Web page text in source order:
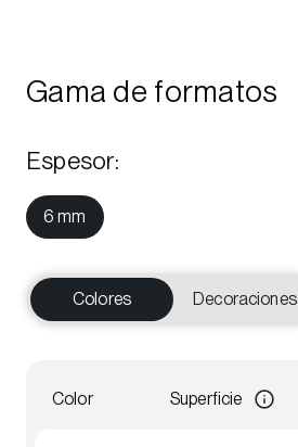
Gama de formatos
Espesor:
6 mm
Colores Decoraciones
Color Superficie